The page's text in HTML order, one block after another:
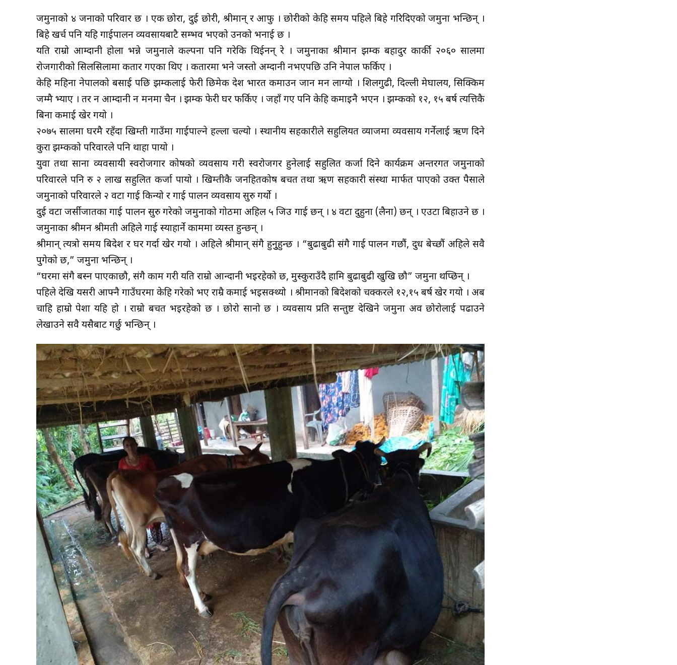
जमुनाको ४ जनाको परिवार छ । एक छोरा, दुई छोरी, श्रीमान् र आफु । छोरीको केहि समय पहिले बिहे गरिदिएको जमुना भन्छिन् ।
बिहे खर्च पनि यहि गाईपालन व्यवसायबाटै सम्भव भएको उनको भनाई छ ।
यति राम्रो आम्दानी होला भन्ने जमुनाले कल्पना पनि गरेकि थिईनन् रे । जमुनाका श्रीमान झम्क बहादुर कार्की २०६० सालमा
रोजगारीको सिलसिलामा कतार गएका थिए । कतारमा भने जस्तो अम्दानी नभएपछि उनि नेपाल फर्किए ।
केहि महिना नेपालको बसाई पछि झम्कलाई फेरी छिमेकी देश भारत कमाउन जान मन लाग्यो । शिलगुढी, दिल्ली मेघालय, सिक्किम
जम्मै भ्याए । तर न आम्दानी न मनमा चैन । झम्क फेरी घर फर्किए । जहाँ गए पनि केहि कमाइनै भएन । झम्कको १२, १५ बर्ष त्यत्तिकै
बिना कमाई खेर गयो ।
२०७५ सालमा घरमै रहँदा खिम्ती गाउँमा गाईपाल्ने हल्ला चल्यो । स्थानीय सहकारीले सहुलियत व्याजमा व्यवसाय गर्नेलाई ऋण दिने
कुरा झम्कको परिवारले पनि थाहा पायो ।
युवा तथा साना व्यवसायी स्वरोजगार कोषको व्यवसाय गरी स्वरोजगर हुनेलाई सहुलित कर्जा दिने कार्यक्रम अन्तरगत जमुनाको
परिवारले पनि रु २ लाख सहुलित कर्जा पायो । खिम्तीकै जनहितकोष बचत तथा ऋण सहकारी संस्था मार्फत पाएको उक्त पैसाले
जमुनाको परिवारले २ वटा गाई किन्यो र गाई पालन व्यवसाय सुरु गर्यो ।
दुई वटा जर्सीजातका गाई पालन सुरु गरेको जमुनाको गोठमा अहिल ५ जिउ गाई छन् । ४ वटा दुहुना (लैना) छन् । एउटा बिहाउने छ ।
जमुनाका श्रीमन श्रीमती अहिले गाई स्याहार्ने काममा व्यस्त हुन्छन् ।
श्रीमान् त्यत्रो समय बिदेश र घर गर्दा खेर गयो । अहिले श्रीमान् संगै हुनुुहुन्छ । “बुढाबुढी संगै गाई पालन गछौं, दुध बेच्छौं अहिले सवै
पुगेको छ,” जमुना भन्छिन् ।
“घरमा संगै बस्न पाएकाछौ, संगै काम गरी यति राम्रो आन्दानी भइरहेको छ, मुस्कुराउँदै हामि बुढाबुढी खुखि छौ” जमुना थप्छिन् ।
पहिले देखि यसरी आफ्नै गाउँघरमा केहि गरेको भए राम्रै कमाई भइसक्थ्यो । श्रीमानको बिदेशको चक्करले १२,१५ बर्ष खेर गयो । अब
चाहि हाम्रो पेशा यहि हो । राम्रो बचत भइरहेको छ । छोरो सानो छ । व्यवसाय प्रति सन्तुष्ट देखिने जमुना अव छोरोलाई पढाउने
लेखाउने सवै यसैबाट गर्छु भन्छिन् ।